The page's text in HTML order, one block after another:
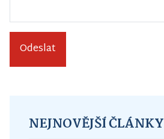
Odeslat
NEJNOVĚJŠÍ ČLÁNKY